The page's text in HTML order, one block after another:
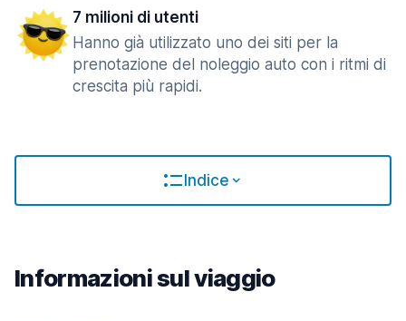
7 milioni di utenti
Hanno già utilizzato uno dei siti per la
prenotazione del noleggio auto con i ritmi di
crescita più rapidi.
Indice
Informazioni sul viaggio